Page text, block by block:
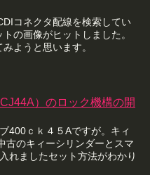
コネクタ配線を検索してい
の画像がヒットしました。
ようと思います。
）のロック機構の開
400ｃｋ４５Aですが。キィ
古のキィーシリンダーとスマ
れましたセット方法がわかり